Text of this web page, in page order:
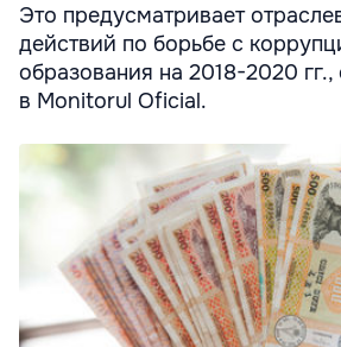
Это предусматривает
действий по борьбе с
образования на 2018-2020
в Monitorul Oficial.